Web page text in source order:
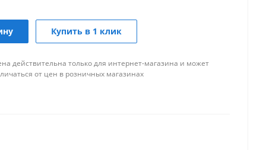
Купить в 1 клик
действительна только для интернет-магазина и может
от цен в розничных магазинах